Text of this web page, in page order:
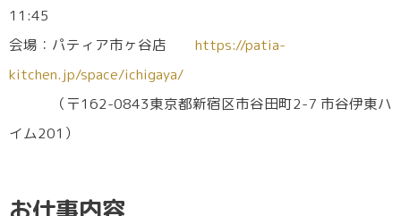
11:45
会場：パティア市ヶ谷店 https://patia-
kitchen.jp/space/ichigaya/
（〒162-0843東京都新宿区市谷田町2-7 市谷伊東ハ
イム201）